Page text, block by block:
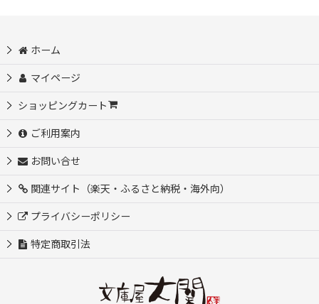
ホーム
マイページ
ショッピングカート
ご利用案内
お問い合せ
関連サイト（楽天・ふるさと納税・海外向）
プライバシーポリシー
特定商取引法